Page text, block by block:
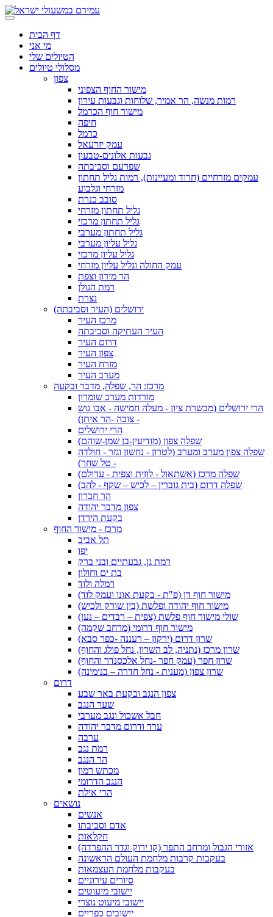
דף הבית
מי אני
הטיולים שלי
מסלולי טיולים
צפון
מישור החוף הצפוני
רמות מנשה, הר אמיר, שלוחות וגבעות עירון
מישור חוף הכרמל
חיפה
כרמל
עמק יזרעאל
גבעות אלונים-טבעון
שפרעם וסביבתה
עמקים מזרחיים (חרוד ומעיינות), רמות גליל תחתון
מזרחי וגלבוע
סובב כנרת
גליל תחתון מזרחי
גליל תחתון מרכזי
גליל תחתון מערבי
גליל עליון מערבי
גליל עליון מרכזי
עמק החולה וגליל עליון מזרחי
הר מירון וצפת
רמת הגולן
נצרת
ירושלים (העיר וסביבתה)
מרכז העיר
העיר העתיקה וסביבתה
דרום העיר
צפון העיר
מזרח העיר
מערב העיר
מרכז: הר, שפלה, מדבר ובקעה
מורדות מערב שומרון
הרי ירושלים (מבשרת ציון - מעלה חמישה - אבו גוש
- צובה -הר איתן)
הרי ירושלים
שפלה צפון (מודיעין-בן שמן-שוהם)
שפלה צפון מערב ומערב (לטרון - נחשון וגזר - חולדה
- טל שחר)
שפלה מרכז (אשתאול - לוזית וצפית - עדולם)
שפלה דרום (בית גוברין – לכיש – שקף - להב)
הר חברון
צפון מדבר יהודה
בקעת הירדן
מרכז - מישור החוף
תל אביב
יפו
רמת גן, גבעתיים ובני ברק
בת ים וחולון
רמלה ולוד
מישור חוף דן (פ"ת - בקעת אונו ועמק לוד)
מישור חוף יהודה ופלשת (בין שורק ולכיש)
שולי מישור חוף פלשת (צפית – רבדים – נען)
מישור חוף דרומי (מרחב שקמה)
שרון דרום (ירקון – רעננה -כפר סבא)
שרון מרכז (נתניה, לב השרון, נחל פולג והחוף)
שרון חפר (עמק חפר -נחל אלכסנדר והחוף)
שרון צפון (מענית - נחל חדרה – בנימינה)
דרום
צפון הנגב ובקעת באר שבע
שער הנגב
חבל אשכול ונגב מערבי
ערד ודרום מדבר יהודה
ערבה
רמת נגב
הר הנגב
מכתש רמון
הנגב הדרומי
הרי אילת
נושאים
אנשים
אדם וסביבתו
חקלאות
אזורי הגבול ומרחב התפר (קו ירוק וגדר ההפרדה)
בעקבות קרבות מלחמת העולם הראשונה
בעקבות מלחמת העצמאות
סיורים עירוניים
יישובי מיעוטים
יישובי מיעוט נוצרי
יישובים כפריים